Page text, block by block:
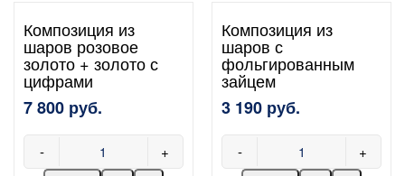
Композиция из
шаров розовое
золото + золото с
цифрами
7 800 руб.
- +
Композиция из
шаров с
фольгированным
зайцем
3 190 руб.
- +